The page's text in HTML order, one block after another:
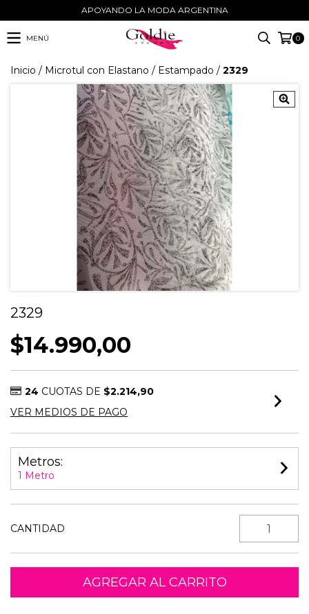
APOYANDO LA MODA ARGENTINA
MENÚ 0
Inicio / Microtul con Elastano / Estampado / 2329
2329
$14.990,00
24 CUOTAS DE $2.214,90
VER MEDIOS DE PAGO
Metros:
1 Metro
CANTIDAD